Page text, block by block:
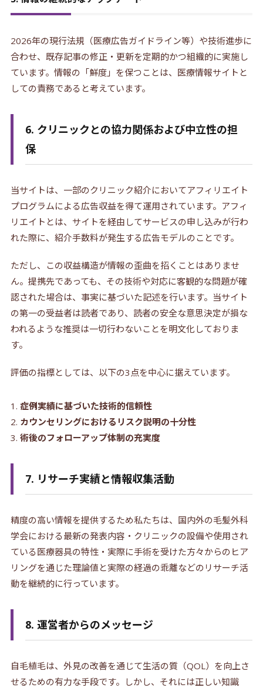
2026年の現行法規（医療広告ガイドライン等）や技術進歩に
合わせ、既存記事の修正・更新を定期的かつ組織的に実施し
ています。情報の「鮮度」を保つことは、医療情報サイトと
しての責務であると考えています。
6. クリニックとの協力関係および中立性の担
保
当サイトは、一部のクリニック紹介においてアフィリエイト
プログラムによる広告収益を得て運用されています。アフィ
リエイトとは、サイトを経由してサービスの申し込みが行わ
れた際に、紹介手数料が発生する広告モデルのことです。
ただし、この収益構造が情報の歪曲を招くことはありませ
ん。提携先であっても、その技術や対応に客観的な問題が確
認された場合は、事実に基づいた記述を行います。当サイト
の第一の受益者は読者であり、読者の安全な意思決定が損な
われるような推奨は一切行わないことを明文化しておりま
す。
評価の指標としては、以下の3点を中心に据えています。
症例実績に基づいた技術的信頼性
カウンセリングにおけるリスク説明の十分性
術後のフォローアップ体制の充実度
7. リサーチ実績と情報収集活動
精度の高い情報を提供するため私たちは、国内外の毛髪外科
学会における最新の発表内容・クリニックの設備や使用され
ている医療器具の特性・実際に手術を受けた方々からのヒア
リングを通じた理論値と実際の経過の乖離などのリサーチ活
動を継続的に行っています。
8. 運営者からのメッセージ
自毛植毛は、外見の改善を通じて生活の質（QOL）を向上さ
せるための有力な手段です。しかし、それには正しい知識